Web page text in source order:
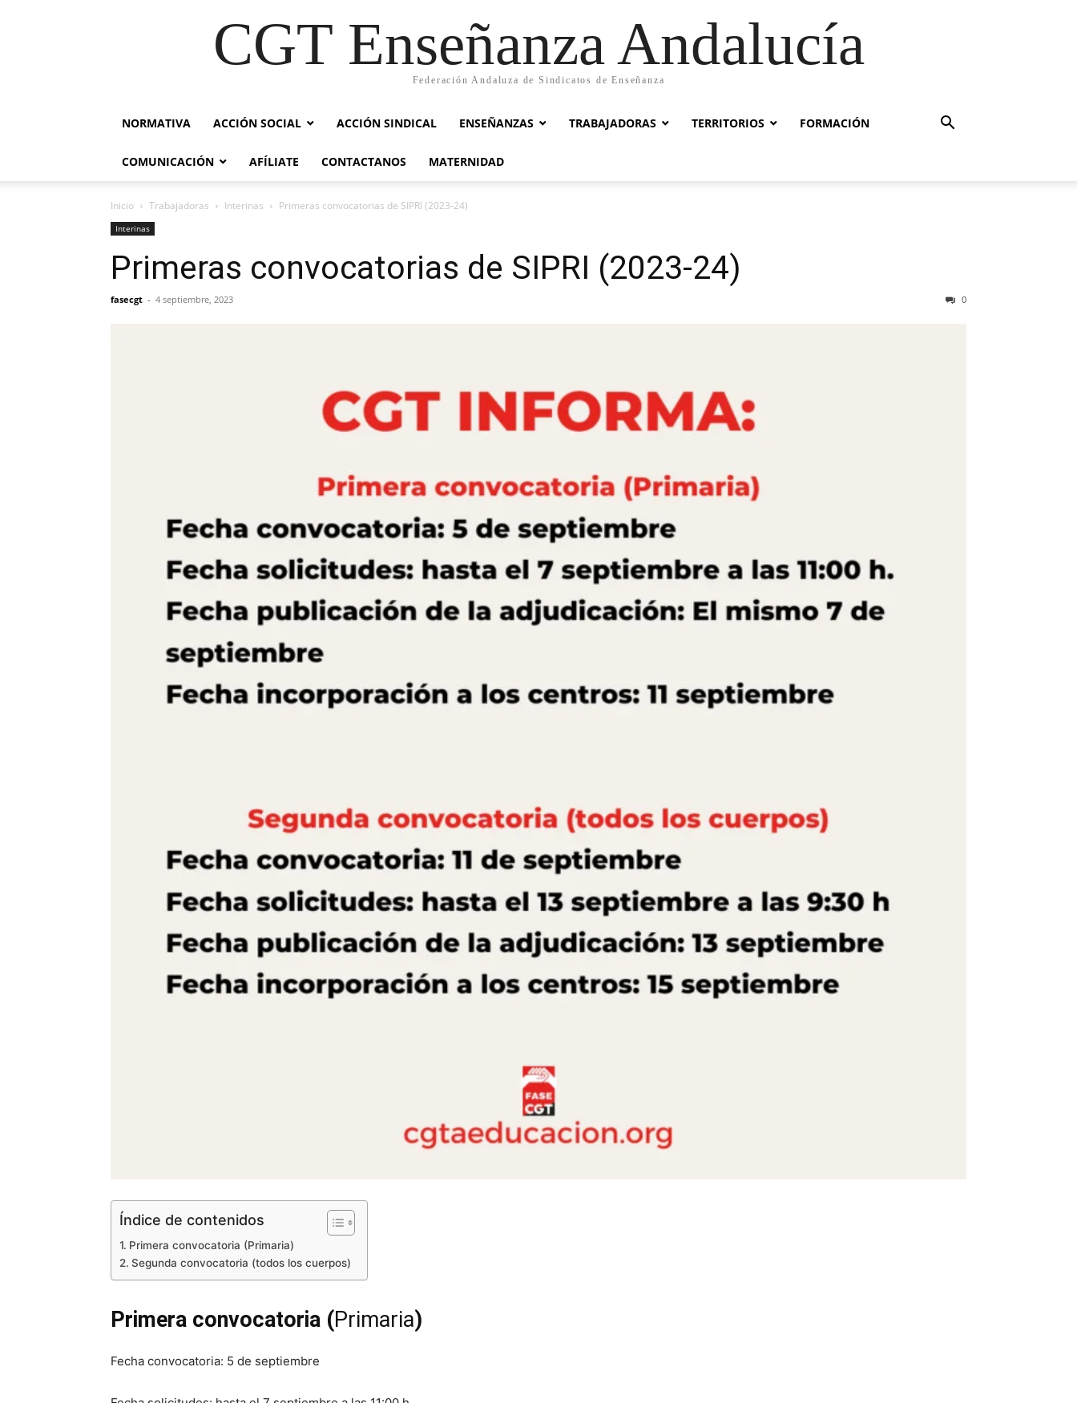
CGT Enseñanza Andalucía
Federación Andaluza de Sindicatos de Enseñanza
NORMATIVA ACCIÓN SOCIAL ACCIÓN SINDICAL ENSEÑANZAS TRABAJADORAS TERRITORIOS FORMACIÓN
COMUNICACIÓN AFÍLIATE CONTACTANOS MATERNIDAD
Inicio Trabajadoras Interinas Primeras convocatorias de SIPRI (2023-24)
Interinas
Primeras convocatorias de SIPRI (2023-24)
fasecgt - 4 septiembre, 2023 0
Índice de contenidos
Primera convocatoria (Primaria)
Segunda convocatoria (todos los cuerpos)
Primera convocatoria (Primaria)
Fecha convocatoria: 5 de septiembre